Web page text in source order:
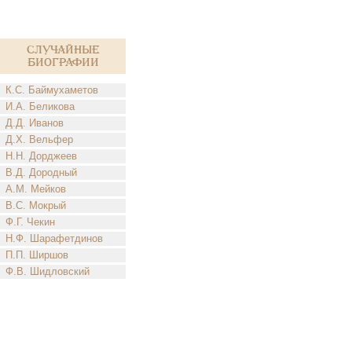
Случайные
биографии
К.С. Баймухаметов
И.А. Беликова
Д.Д. Иванов
Д.Х. Вельфер
Н.Н. Дорджеев
В.Д. Дородный
А.М. Мейков
В.С. Мокрый
Ф.Г. Чекин
Н.Ф. Шарафетдинов
П.П. Ширшов
Ф.В. Шидловский